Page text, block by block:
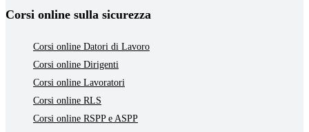
Corsi online sulla sicurezza
Corsi online Datori di Lavoro
Corsi online Dirigenti
Corsi online Lavoratori
Corsi online RLS
Corsi online RSPP e ASPP